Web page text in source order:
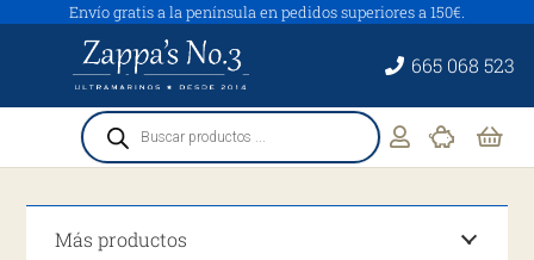
Envío gratis a la península en pedidos superiores a 150€.
665 068 523
Búsqueda
de
productos
Más productos